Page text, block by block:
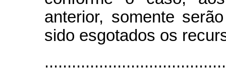
anterior, somente
sido esgotados os